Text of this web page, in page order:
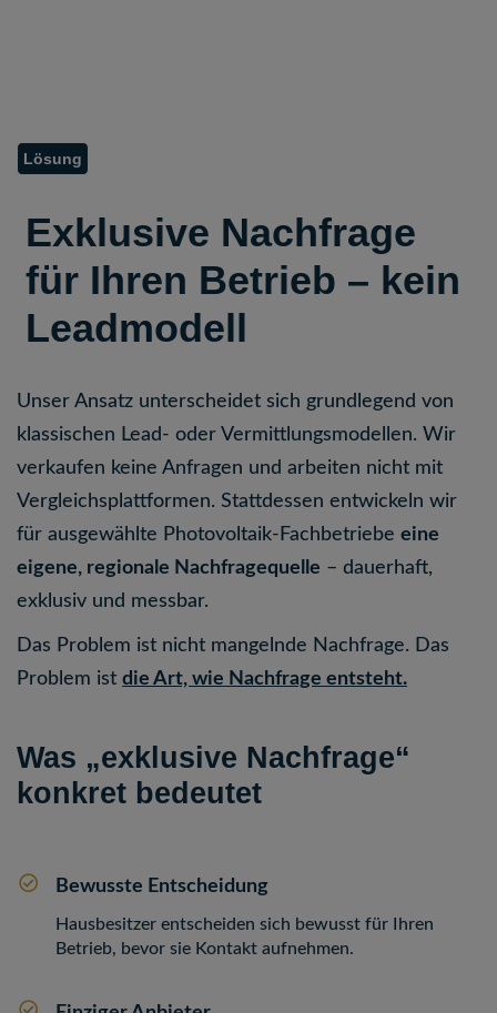
Lösung
Exklusive Nachfrage
für Ihren Betrieb – kein
Leadmodell
Unser Ansatz unterscheidet sich grundlegend von
klassischen Lead- oder Vermittlungsmodellen. Wir
verkaufen keine Anfragen und arbeiten nicht mit
Vergleichsplattformen. Stattdessen entwickeln wir
für ausgewählte Photovoltaik-Fachbetriebe eine
eigene, regionale Nachfragequelle – dauerhaft,
exklusiv und messbar.
Das Problem ist nicht mangelnde Nachfrage. Das
Problem ist die Art, wie Nachfrage entsteht.
Was „exklusive Nachfrage“
konkret bedeutet
Bewusste Entscheidung
Hausbesitzer entscheiden sich bewusst für Ihren
Betrieb, bevor sie Kontakt aufnehmen.